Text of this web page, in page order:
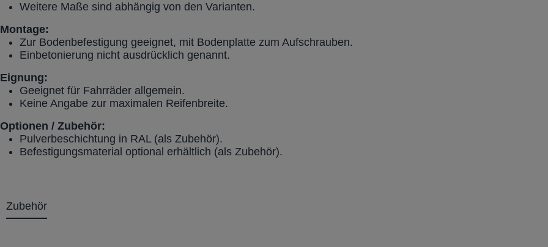
Weitere Maße sind abhängig von den Varianten.
Montage:
Zur Bodenbefestigung geeignet, mit Bodenplatte zum Aufschrauben.
Einbetonierung nicht ausdrücklich genannt.
Eignung:
Geeignet für Fahrräder allgemein.
Keine Angabe zur maximalen Reifenbreite.
Optionen / Zubehör:
Pulverbeschichtung in RAL (als Zubehör).
Befestigungsmaterial optional erhältlich (als Zubehör).
Zubehör